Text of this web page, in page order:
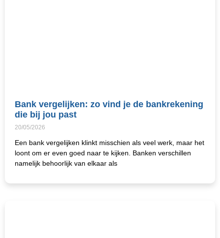
Bank vergelijken: zo vind je de bankrekening
die bij jou past
20/05/2026
Een bank vergelijken klinkt misschien als veel werk, maar het
loont om er even goed naar te kijken. Banken verschillen
namelijk behoorlijk van elkaar als